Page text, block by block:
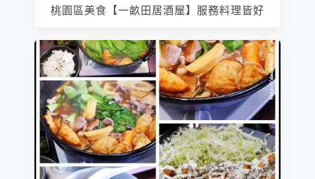
桃園區美食【一畝田居酒屋】服務料理皆好